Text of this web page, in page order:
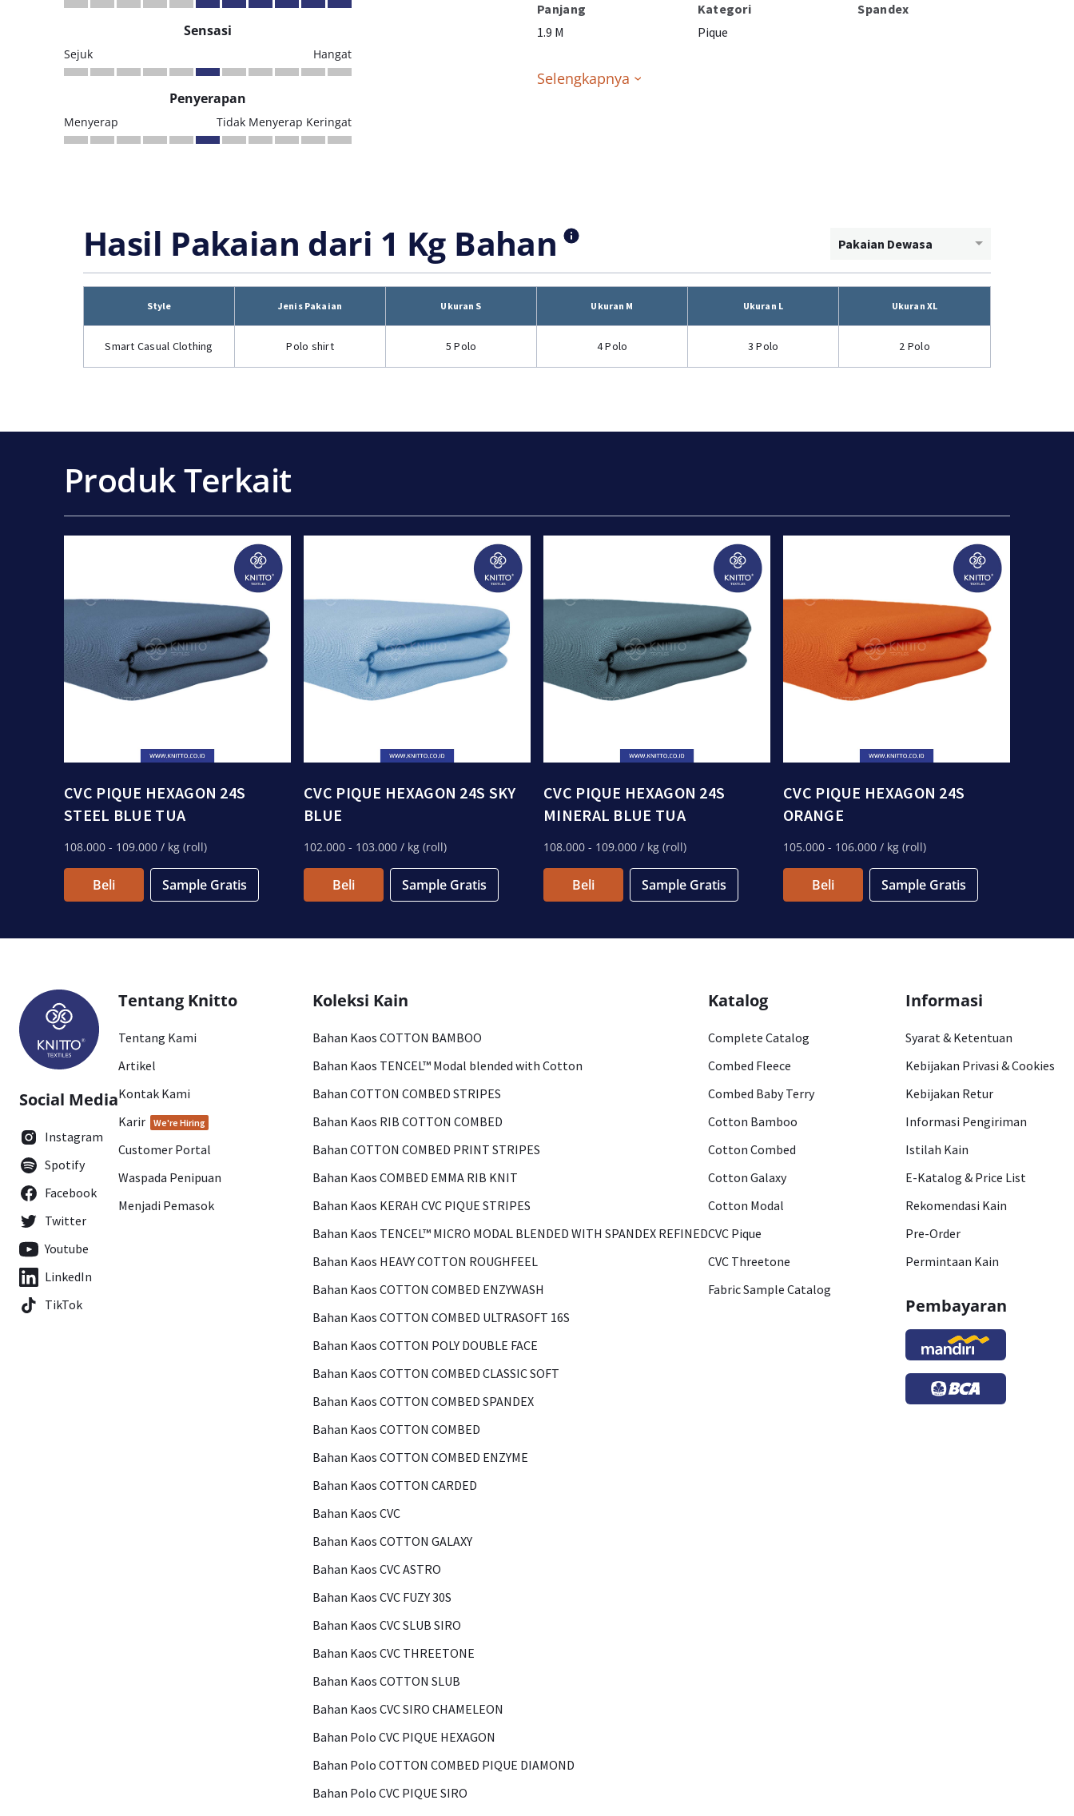
Sensasi
Sejuk Hangat
Penyerapan
Menyerap Tidak Menyerap Keringat
Panjang
1.9 M
Kategori
Pique
Spandex
Selengkapnya
Hasil Pakaian dari 1 Kg Bahan Pakaian Dewasa
Style Jenis Pakaian Ukuran S Ukuran M Ukuran L Ukuran XL
Smart Casual Clothing Polo shirt 5 Polo 4 Polo 3 Polo 2 Polo
Produk Terkait
CVC PIQUE HEXAGON 24S
STEEL BLUE TUA
108.000 - 109.000 / kg (roll)
Beli Sample Gratis
CVC PIQUE HEXAGON 24S SKY
BLUE
102.000 - 103.000 / kg (roll)
Beli Sample Gratis
CVC PIQUE HEXAGON 24S
MINERAL BLUE TUA
108.000 - 109.000 / kg (roll)
Beli Sample Gratis
CVC PIQUE HEXAGON 24S
ORANGE
105.000 - 106.000 / kg (roll)
Beli Sample Gratis
Social Media
Instagram
Spotify
Facebook
Twitter
Youtube
LinkedIn
TikTok
Tentang Knitto
Tentang Kami
Artikel
Kontak Kami
Karir
We're Hiring
Customer Portal
Waspada Penipuan
Menjadi Pemasok
Koleksi Kain
Bahan Kaos COTTON BAMBOO
Bahan Kaos TENCEL™ Modal blended with Cotton
Bahan COTTON COMBED STRIPES
Bahan Kaos RIB COTTON COMBED
Bahan COTTON COMBED PRINT STRIPES
Bahan Kaos COMBED EMMA RIB KNIT
Bahan Kaos KERAH CVC PIQUE STRIPES
Bahan Kaos TENCEL™ MICRO MODAL BLENDED WITH SPANDEX REFINED
Bahan Kaos HEAVY COTTON ROUGHFEEL
Bahan Kaos COTTON COMBED ENZYWASH
Bahan Kaos COTTON COMBED ULTRASOFT 16S
Bahan Kaos COTTON POLY DOUBLE FACE
Bahan Kaos COTTON COMBED CLASSIC SOFT
Bahan Kaos COTTON COMBED SPANDEX
Bahan Kaos COTTON COMBED
Bahan Kaos COTTON COMBED ENZYME
Bahan Kaos COTTON CARDED
Bahan Kaos CVC
Bahan Kaos COTTON GALAXY
Bahan Kaos CVC ASTRO
Bahan Kaos CVC FUZY 30S
Bahan Kaos CVC SLUB SIRO
Bahan Kaos CVC THREETONE
Bahan Kaos COTTON SLUB
Bahan Kaos CVC SIRO CHAMELEON
Bahan Polo CVC PIQUE HEXAGON
Bahan Polo COTTON COMBED PIQUE DIAMOND
Bahan Polo CVC PIQUE SIRO
Katalog
Complete Catalog
Combed Fleece
Combed Baby Terry
Cotton Bamboo
Cotton Combed
Cotton Galaxy
Cotton Modal
CVC Pique
CVC Threetone
Fabric Sample Catalog
Informasi
Syarat & Ketentuan
Kebijakan Privasi & Cookies
Kebijakan Retur
Informasi Pengiriman
Istilah Kain
E-Katalog & Price List
Rekomendasi Kain
Pre-Order
Permintaan Kain
Pembayaran